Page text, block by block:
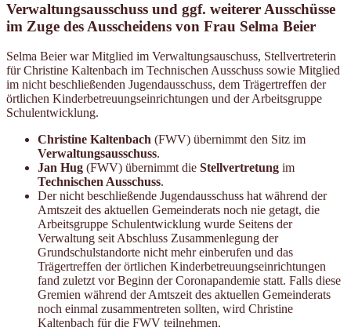
Verwaltungsausschuss und ggf. weiterer Ausschüsse
im Zuge des Ausscheidens von Frau Selma Beier
Selma Beier war Mitglied im Verwaltungsauschuss, Stellvertreterin
für Christine Kaltenbach im Technischen Ausschuss sowie Mitglied
im nicht beschließenden Jugendausschuss, dem Trägertreffen der
örtlichen Kinderbetreuungseinrichtungen und der Arbeitsgruppe
Schulentwicklung.
Christine Kaltenbach (FWV) übernimmt den Sitz im
Verwaltungsausschuss.
Jan Hug (FWV) übernimmt die Stellvertretung im
Technischen Ausschuss.
Der nicht beschließende Jugendausschuss hat während der
Amtszeit des aktuellen Gemeinderats noch nie getagt, die
Arbeitsgruppe Schulentwicklung wurde Seitens der
Verwaltung seit Abschluss Zusammenlegung der
Grundschulstandorte nicht mehr einberufen und das
Trägertreffen der örtlichen Kinderbetreuungseinrichtungen
fand zuletzt vor Beginn der Coronapandemie statt. Falls diese
Gremien während der Amtszeit des aktuellen Gemeinderats
noch einmal zusammentreten sollten, wird Christine
Kaltenbach für die FWV teilnehmen.